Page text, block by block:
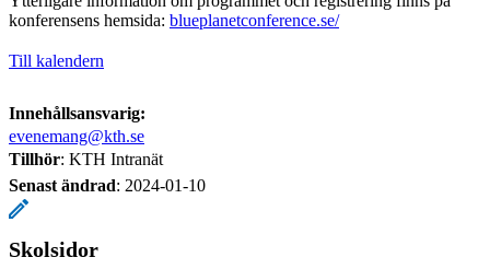
konferensens hemsida: blueplanetconference.se/
Till kalendern
Innehållsansvarig:
evenemang@kth.se
Tillhör: KTH Intranät
Senast ändrad: 2024-01-10
Skolsidor